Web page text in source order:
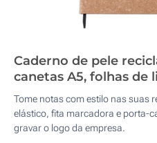
Caderno de pele
canetas A5, folhas de
Tome notas com estilo nas suas
elástico, fita marcadora e porta-
gravar o logo da empresa.